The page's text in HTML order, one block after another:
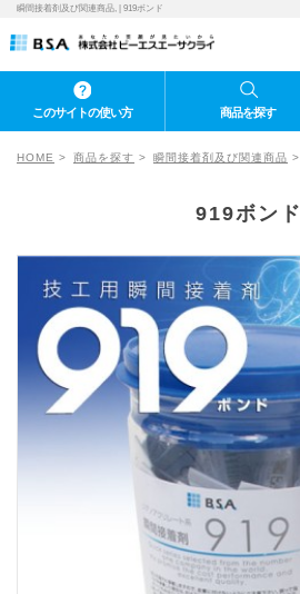
瞬間接着剤及び関連商品, | 919ボンド
このサイトの使い方 商品を探す
HOME 商品を探す 瞬間接着剤及び関連商品
919ボンド